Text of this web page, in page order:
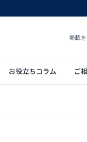
掲載
お役立ちコラム ご